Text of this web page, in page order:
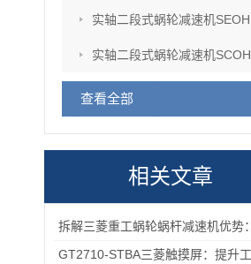
实轴二段式蜗轮减速机SEOH
实轴二段式蜗轮减速机SCOH
查看全部
相关文章